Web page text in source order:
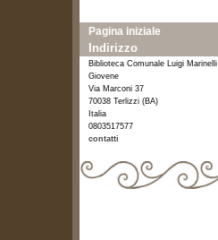
Pagina iniziale
Indirizzo
Biblioteca Comunale Luigi Marinelli
Giovene
Via Marconi 37
70038 Terlizzi (BA)
Italia
0803517577
contatti